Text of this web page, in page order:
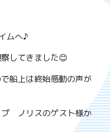
ムへ♪
してきました😊
船上は終始感動の声が
プ ノリスのゲスト様か